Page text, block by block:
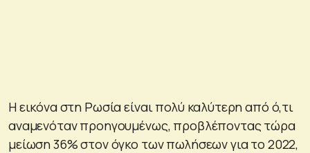
Η εικόνα στη Ρωσία είναι πολύ καλύτερη από ό,τι
αναμενόταν προηγουμένως, προβλέποντας τώρα
μείωση 36% στον όγκο των πωλήσεων για το 2022,